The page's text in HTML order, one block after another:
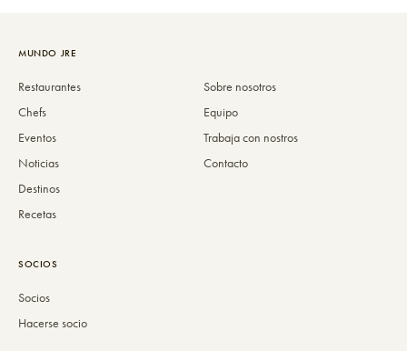
MUNDO JRE
Restaurantes
Chefs
Eventos
Noticias
Destinos
Recetas
Sobre nosotros
Equipo
Trabaja con nostros
Contacto
SOCIOS
Socios
Hacerse socio